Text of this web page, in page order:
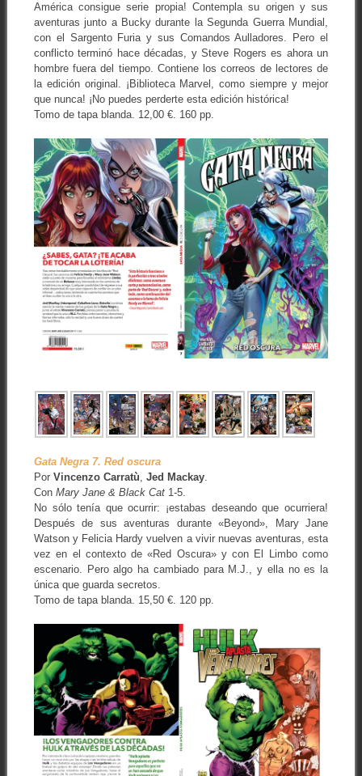
América consigue serie propia! Contempla su origen y sus
aventuras junto a Bucky durante la Segunda Guerra Mundial,
con el Sargento Furia y sus Comandos Aulladores. Pero el
conflicto terminó hace décadas, y Steve Rogers es ahora un
hombre fuera del tiempo. Contiene los correos de lectores de
la edición original. ¡Biblioteca Marvel, como siempre y mejor
que nunca! ¡No puedes perderte esta edición histórica!
Tomo de tapa blanda. 12,00 €. 160 pp.
Gata Negra 7. Red oscura
Por Vincenzo Carratù, Jed Mackay.
Con Mary Jane & Black Cat1-5.
No sólo tenía que ocurrir: ¡estabas deseando que ocurriera!
Después de sus aventuras durante «Beyond», Mary Jane
Watson y Felicia Hardy vuelven a vivir nuevas aventuras, esta
vez en el contexto de «Red Oscura» y con El Limbo como
escenario. Pero algo ha cambiado para M.J., y ella no es la
única que guarda secretos.
Tomo de tapa blanda. 15,50 €. 120 pp.